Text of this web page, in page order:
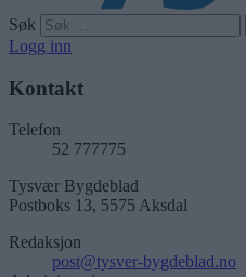
Søk
Logg inn
Kontakt
Telefon
52 777775
Tysvær Bygdeblad
Postboks 13, 5575 Aksdal
Redaksjon
post@tysver-bygdeblad.no